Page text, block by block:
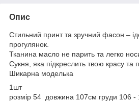
Опис
Стильний принт та зручний фасон –
прогулянок.
Тканина масло не парить та легко
Сукня, яка підкреслить твою красу та
Шикарна моделька
1шт
розмір 54 довжина 107см груди 106 -